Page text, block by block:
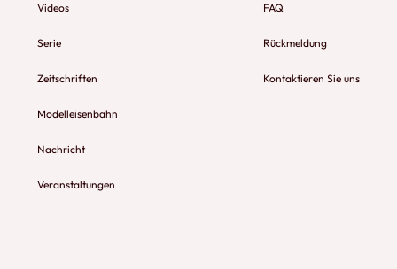
Videos
Serie
Zeitschriften
Modelleisenbahn
Nachricht
Veranstaltungen
FAQ
Rückmeldung
Kontaktieren Sie uns